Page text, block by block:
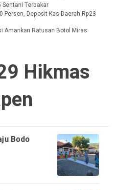
Sentani Terbakar
Persen, Deposit Kas Daerah Rp23
Amankan Ratusan Botol Miras
Hikmas
Bodo